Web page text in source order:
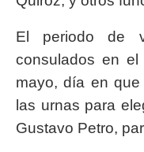
El periodo de
consulados en
mayo, día en
las urnas para
Gustavo Petro,